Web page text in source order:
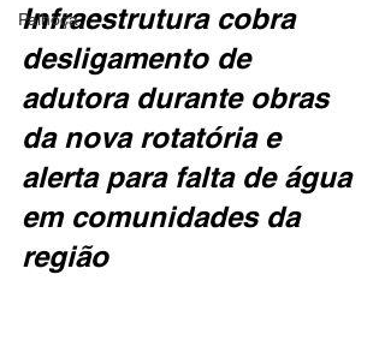
Palhoça
Infraestrutura cobra
desligamento de
adutora durante obras
da nova rotatória e
alerta para falta de água
em comunidades da
região